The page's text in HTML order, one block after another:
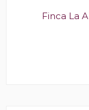
Finca La